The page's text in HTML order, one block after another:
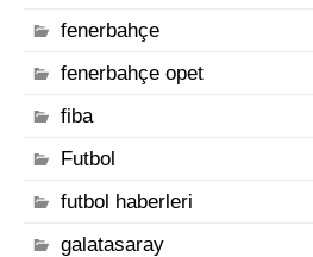
fenerbahçe
fenerbahçe opet
fiba
Futbol
futbol haberleri
galatasaray